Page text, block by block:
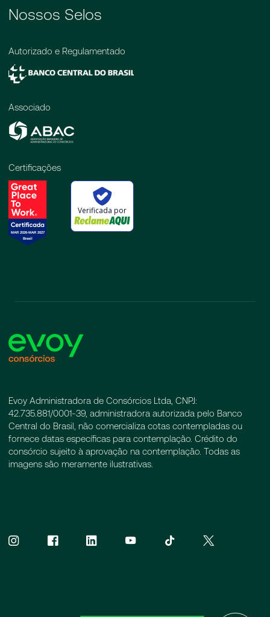
Nossos Selos
Autorizado e Regulamentado
Associado
Certificações
Verificada por
Evoy Administradora de Consórcios Ltda, CNPJ:
42.735.881/0001-39, administradora autorizada pelo Banco
Central do Brasil, não comercializa cotas contempladas ou
fornece datas específicas para contemplação. Crédito do
consórcio sujeito à aprovação na contemplação. Todas as
imagens são meramente ilustrativas.